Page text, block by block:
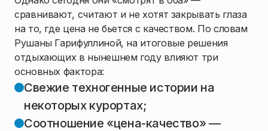
сравнивают, считают и не хотят закрывать глаза
на то, где цена не бьется с качеством. По словам
Рушаны Гарифуллиной, на итоговые решения
отдыхающих в нынешнем году влияют три
основных фактора:
Свежие техногенные истории на
некоторых курортах;
Соотношение «цена-качество» —